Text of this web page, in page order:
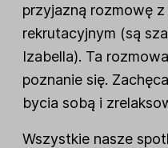
przyjazną rozmowę z
rekrutacyjnym (są
Izabella). Ta
poznanie się.
bycia sobą i
Wszystkie nasze